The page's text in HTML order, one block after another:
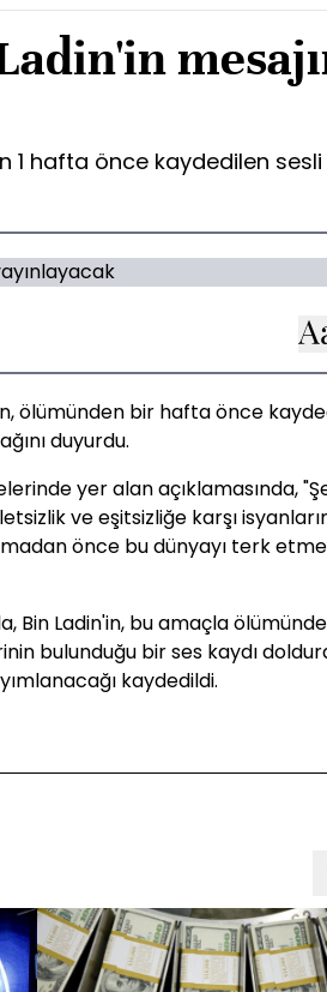
1 hafta önce kaydedilen sesli
ölümünden bir hafta önce
duyurdu.
yer alan açıklamasında,
ve eşitsizliğe karşı
önce bu dünyayı terk
Bin Ladin'in, bu amaçla
bulunduğu bir ses kaydı
kaydedildi.